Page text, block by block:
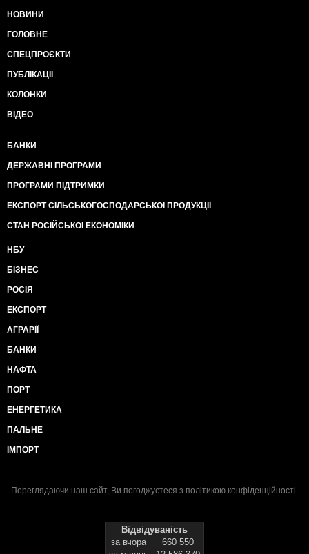
НОВИНИ
ГОЛОВНЕ
СПЕЦПРОЄКТИ
ПУБЛІКАЦІЇ
КОЛОНКИ
ВІДЕО
БАНКИ
ДЕРЖАВНІ ПРОГРАМИ
ПРОГРАМИ ПІДТРИМКИ
ЕКСПОРТ СІЛЬСЬКОГОСПОДАРСЬКОЇ ПРОДУКЦІЇ
СТАН РОСІЙСЬКОЇ ЕКОНОМІКИ
НБУ
БІЗНЕС
РОСІЯ
ЕКСПОРТ
АГРАРІЇ
БАНКИ
НАФТА
ПОРТ
ЕНЕРГЕТИКА
ПАЛЬНЕ
ІМПОРТ
Переглядаючи наш сайт, Ви погоджуєтеся з політикою конфіденційності.
Відвідуваність
за вчора
660 550